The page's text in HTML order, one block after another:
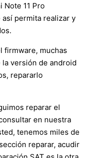
Note 11 Pro
permita realizar y
firmware, muchas
versión de android
repararlo
reparar el
en nuestra
tenemos miles de
reparar, acudir